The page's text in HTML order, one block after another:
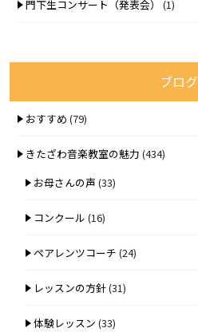
門下生コンサート（発表会） (1)
ブログ
おすすめ (79)
きたざわ音楽教室の魅力 (434)
お母さんの声 (33)
コンクール (16)
ペアレンツコーチ (24)
レッスンの方針(31)
体験レッスン (33)